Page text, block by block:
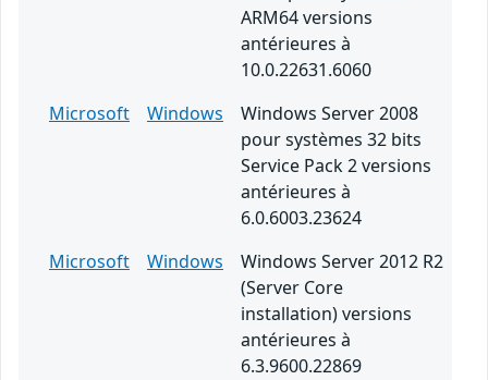
ARM64 versions
antérieures à
10.0.22631.6060
Microsoft
Windows
Windows Server 2008
pour systèmes 32 bits
Service Pack 2 versions
antérieures à
6.0.6003.23624
Microsoft
Windows
Windows Server 2012 R2
(Server Core
installation) versions
antérieures à
6.3.9600.22869